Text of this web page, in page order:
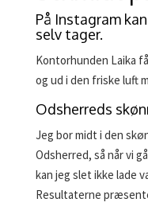
På Instagram
selv tager.
Kontorhunden Laika
og ud i den friske luft
Odsherreds
Jeg bor midt i den
Odsherred, så når vi
kan jeg slet ikke lade
Resultaterne